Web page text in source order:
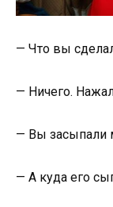
— Что вы
— Ничего.
— Вы засыпали
— А куда его